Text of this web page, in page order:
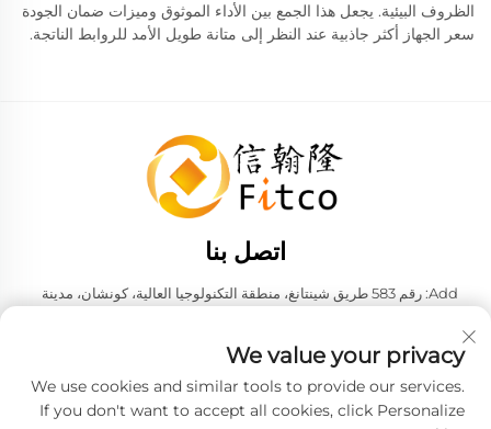
الظروف البيئية. يجعل هذا الجمع بين الأداء الموثوق وميزات ضمان الجودة
سعر الجهاز أكثر جاذبية عند النظر إلى متانة طويل الأمد للروابط الناتجة.
اتصل بنا
Add: رقم 583 طريق شينتانغ، منطقة التكنولوجيا العالية، كونشان، مدينة
هاتف: +86-137 6186 0079
البريد الإلكتروني:[email protected]
We value your privacy
We use cookies and similar tools to provide our services.
If you don't want to accept all cookies, click Personalize